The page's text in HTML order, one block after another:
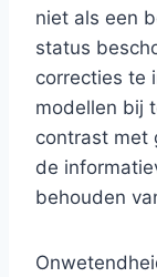
niet als een
status
correcties te
modellen bij
contrast met
de
behouden